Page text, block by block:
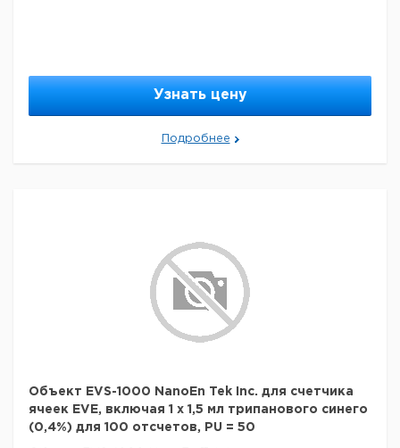
EVE™ и 1 х 1.5 мл
синего для 100
50 6284818
для счетчика
Узнать цену
Подробнее
Объект EVS-1000 NanoEn Tek Inc. для счетчика
ячеек EVE, включая 1 x 1,5 мл трипанового синего
(0,4%) для 100 отсчетов, PU = 50